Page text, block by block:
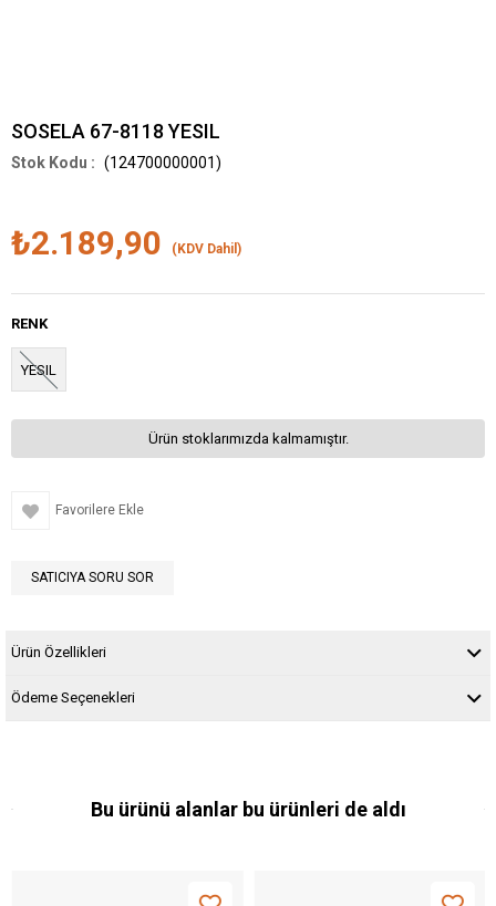
SOSELA 67-8118 YESIL
(124700000001)
₺2.189,90 (KDV Dahil)
RENK
YESIL
Ürün stoklarımızda kalmamıştır.
Favorilere Ekle
SATICIYA SORU SOR
Ürün Özellikleri
Ödeme Seçenekleri
Bu ürünü alanlar bu ürünleri de aldı